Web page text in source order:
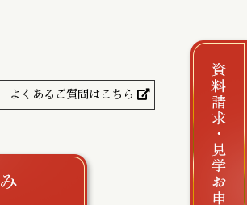
よくあるご質問はこちら